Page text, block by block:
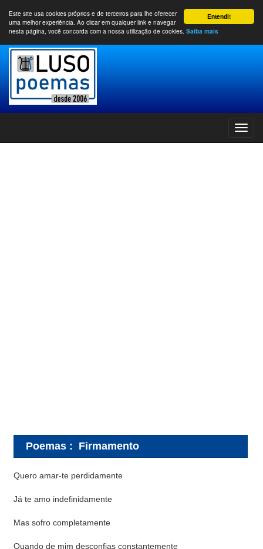
Entendi!
Este site usa cookies próprios e de terceiros para lhe oferecer
uma melhor experiência. Ao clicar em qualquer link e navegar
nesta página, você concorda com a nossa utilização de cookies. Saiba mais
Poemas : Firmamento
Quero amar-te perdidamente
Já te amo indefinidamente
Mas sofro completamente
Quando de mim desconfias constantemente